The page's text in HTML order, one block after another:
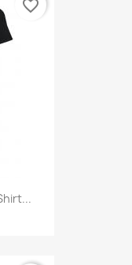
favorite_border